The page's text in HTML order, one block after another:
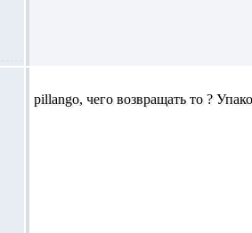
pillango, чего возвращать то ?